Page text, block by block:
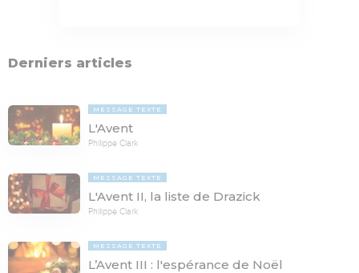
Derniers articles
MESSAGE TEXTE
L'Avent
Philippe Clark
MESSAGE TEXTE
L'Avent II, la liste de Drazick
Philippe Clark
MESSAGE TEXTE
L’Avent III : l'espérance de Noël